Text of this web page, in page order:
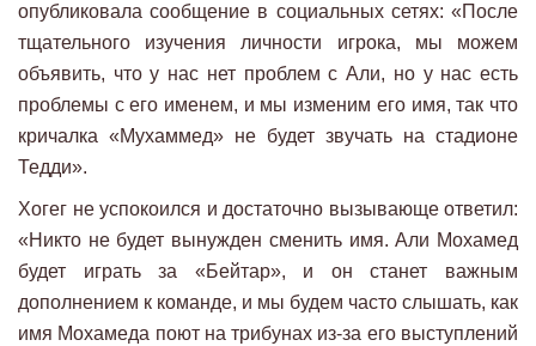
опубликовала сообщение в социальных сетях: «После
тщательного изучения личности игрока, мы можем
объявить, что у нас нет проблем с Али, но у нас есть
проблемы с его именем, и мы изменим его имя, так что
кричалка «Мухаммед» не будет звучать на стадионе
Тедди».
Хогег не успокоился и достаточно вызывающе ответил:
«Никто не будет вынужден сменить имя. Али Мохамед
будет играть за «Бейтар», и он станет важным
дополнением к команде, и мы будем часто слышать, как
имя Мохамеда поют на трибунах из-за его выступлений